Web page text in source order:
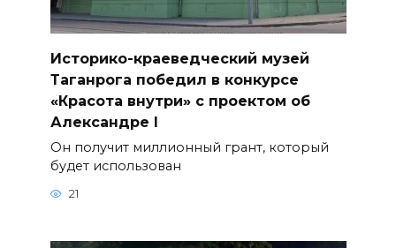
Историко-краеведческий музей
Таганрога победил в конкурсе
«Красота внутри» с проектом об
Александре I
Он получит миллионный грант, который
будет использован
21